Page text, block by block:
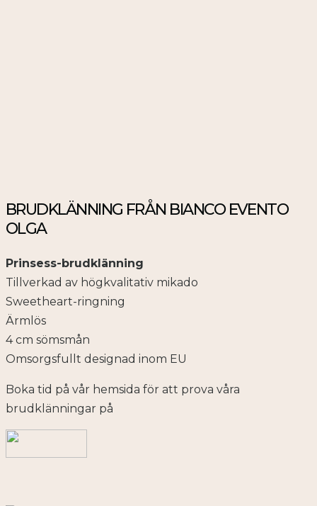
BRUDKLÄNNING FRÅN BIANCO EVENTO
OLGA
Prinsess-brudklänning
Tillverkad av högkvalitativ mikado
Sweetheart-ringning
Ärmlös
4 cm sömsmån
Omsorgsfullt designad inom EU
Boka tid på vår hemsida för att prova våra
brudklänningar på